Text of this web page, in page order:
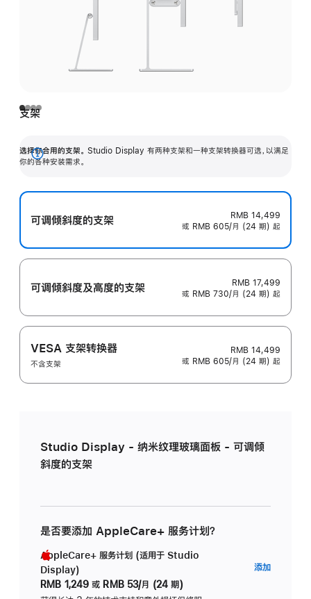
支架
选择你合用的支架。 Studio Display 有两种支架和一种支架转换器可选，以满足
你的各种安装需求。
展
可调倾斜度的支架
RMB 14,499
或 RMB 605/月 (24 期) 起
可调倾斜度及高‍度的支‍架
RMB 17,499
或 RMB 730/月 (24 期) 起
VESA 支架转换器
不含支架
RMB 14,499
或 RMB 605/月 (24 期) 起
Studio Display - 纳米纹理玻璃面板 - 可调倾
斜度的支架
是否要添加 AppleCare+ 服务计划？
AppleCare+ 服务计划 (适用于 Studio
Display)
RMB 1,249 或 RMB 53/月 (24 期)
添加